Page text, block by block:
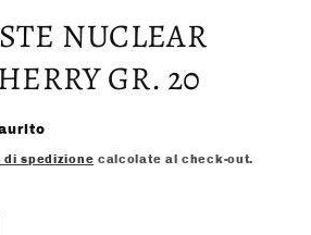
NUCLEAR
GR. 20
di spedizione calcolate al check-out.